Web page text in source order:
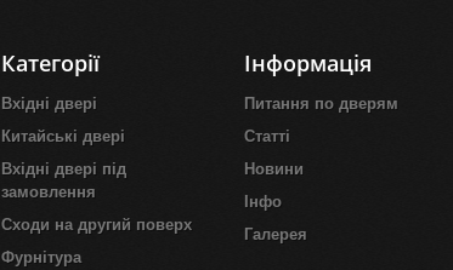
Категорії
Вхідні двері
Китайські двері
Вхідні двері під
замовлення
Сходи на другий поверх
Фурнітура
Інформація
Питання по дверям
Статті
Новини
Інфо
Галерея